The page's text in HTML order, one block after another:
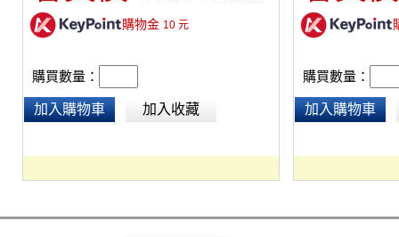
購物金 10元
購買數量：
加入購物車 加入收藏
購買數量：
加入購物車